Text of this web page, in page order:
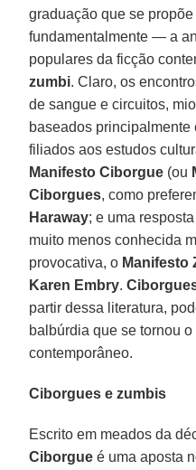
graduação que se
fundamentalmente — a
populares da ficção
zumbi. Claro, os
de sangue e circuitos,
baseados
filiados aos estudos
Manifesto Ciborgue (ou
Ciborgues, como
Haraway; e uma
muito menos conhecida
provocativa, o Manifesto
Karen Embry.
partir dessa literatura,
balbúrdia que se tornou
contemporâneo.
Ciborgues e zumbis
Escrito em meados da
Ciborgue é uma aposta